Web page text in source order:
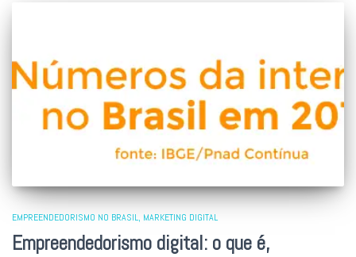
EMPREENDEDORISMO NO BRASIL MARKETING DIGITAL
Empreendedorismo digital: o que é,